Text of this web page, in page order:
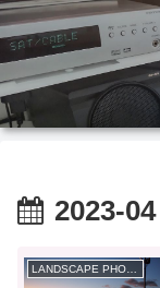
2023-04
LANDSCAPE PHOTOGRAPHY